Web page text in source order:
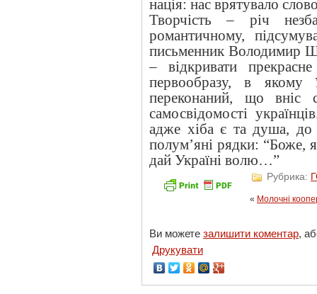
нація: нас врятувало
Творчість – річ
романтичному,
письменник Володимир
– відкривати
первообразу, в якому
переконаний, що вніс
самосвідомості
адже хіба є та душа, до
полум’яні рядки: “Боже,
дай Україні волю…”
Рубрика:
« Молочні
Ви можете залишити коментар,
Друкувати